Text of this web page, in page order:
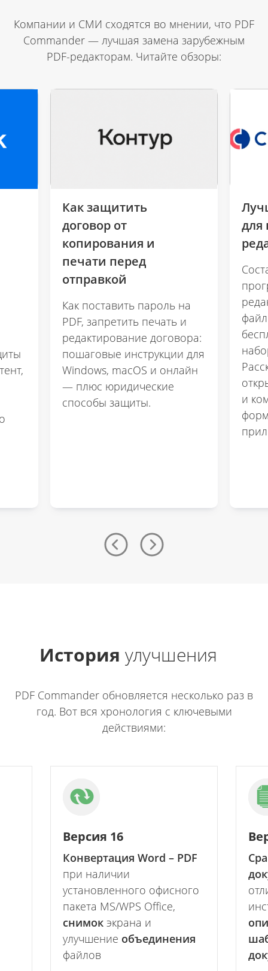
Компании и СМИ сходятся во мнении, что PDF
Commander — лучшая замена зарубежным
PDF-редакторам. Читайте обзоры:
Как защитить
договор от
копирования и
печати перед
отправкой
Как поставить пароль на
PDF, запретить печать и
редактирование договора:
пошаговые инструкции для
Windows, macOS и онлайн
— плюс юридические
способы защиты.
для
и
История улучшения
PDF Commander обновляется несколько раз в
год. Вот вся хронология с ключевыми
действиями:
Версия 16
Конвертация Word – PDF
при наличии
установленного офисного
пакета MS/WPS Office,
снимок экрана и
улучшение объединения
файлов